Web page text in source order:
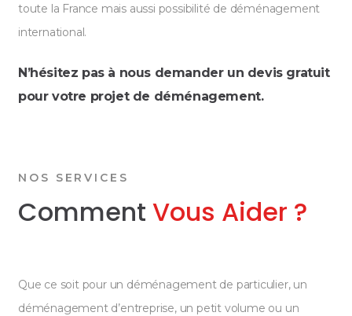
toute la France mais aussi possibilité de déménagement
international.
N’hésitez pas à nous demander un devis gratuit
pour votre projet de déménagement.
NOS SERVICES
Comment Vous Aider ?
Que ce soit pour un déménagement de particulier, un
déménagement d’entreprise, un petit volume ou un